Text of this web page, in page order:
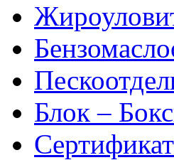
Блок –